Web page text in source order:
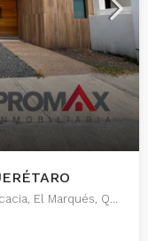
Circuito Valle de Larraun, Condominio Acacia, El Marqués, Querétaro, 76269, México